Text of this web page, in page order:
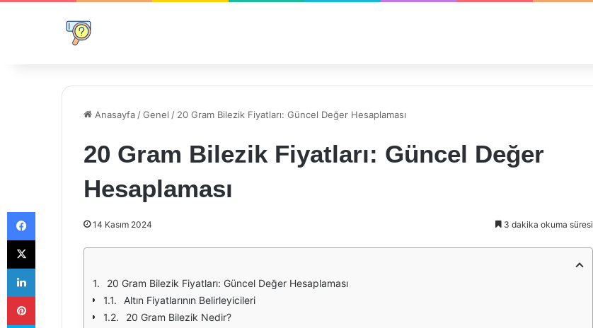
Anasayfa /Genel / 20 Gram Bilezik Fiyatları: Güncel Değer Hesaplaması
20 Gram Bilezik Fiyatları: Güncel Değer
Hesaplaması
14 Kasım 2024 3 dakika okuma süresi
20 Gram Bilezik Fiyatları: Güncel Değer Hesaplaması
Altın Fiyatlarının Belirleyicileri
20 Gram Bilezik Nedir?
Facebook
X
LinkedIn
Pinterest
Skype